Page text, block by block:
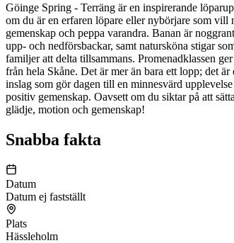
Göinge Spring - Terräng är en inspirerande
om du är en erfaren löpare eller nybörjare som vill
gemenskap och peppa varandra. Banan är
upp- och nedförsbackar, samt natursköna stigar
familjer att delta tillsammans. Promenadklassen
från hela Skåne. Det är mer än bara ett lopp; det
inslag som gör dagen till en minnesvärd
positiv gemenskap. Oavsett om du siktar på att
glädje, motion och gemenskap!
Snabba fakta
Datum
Datum ej fastställt
Plats
Hässleholm